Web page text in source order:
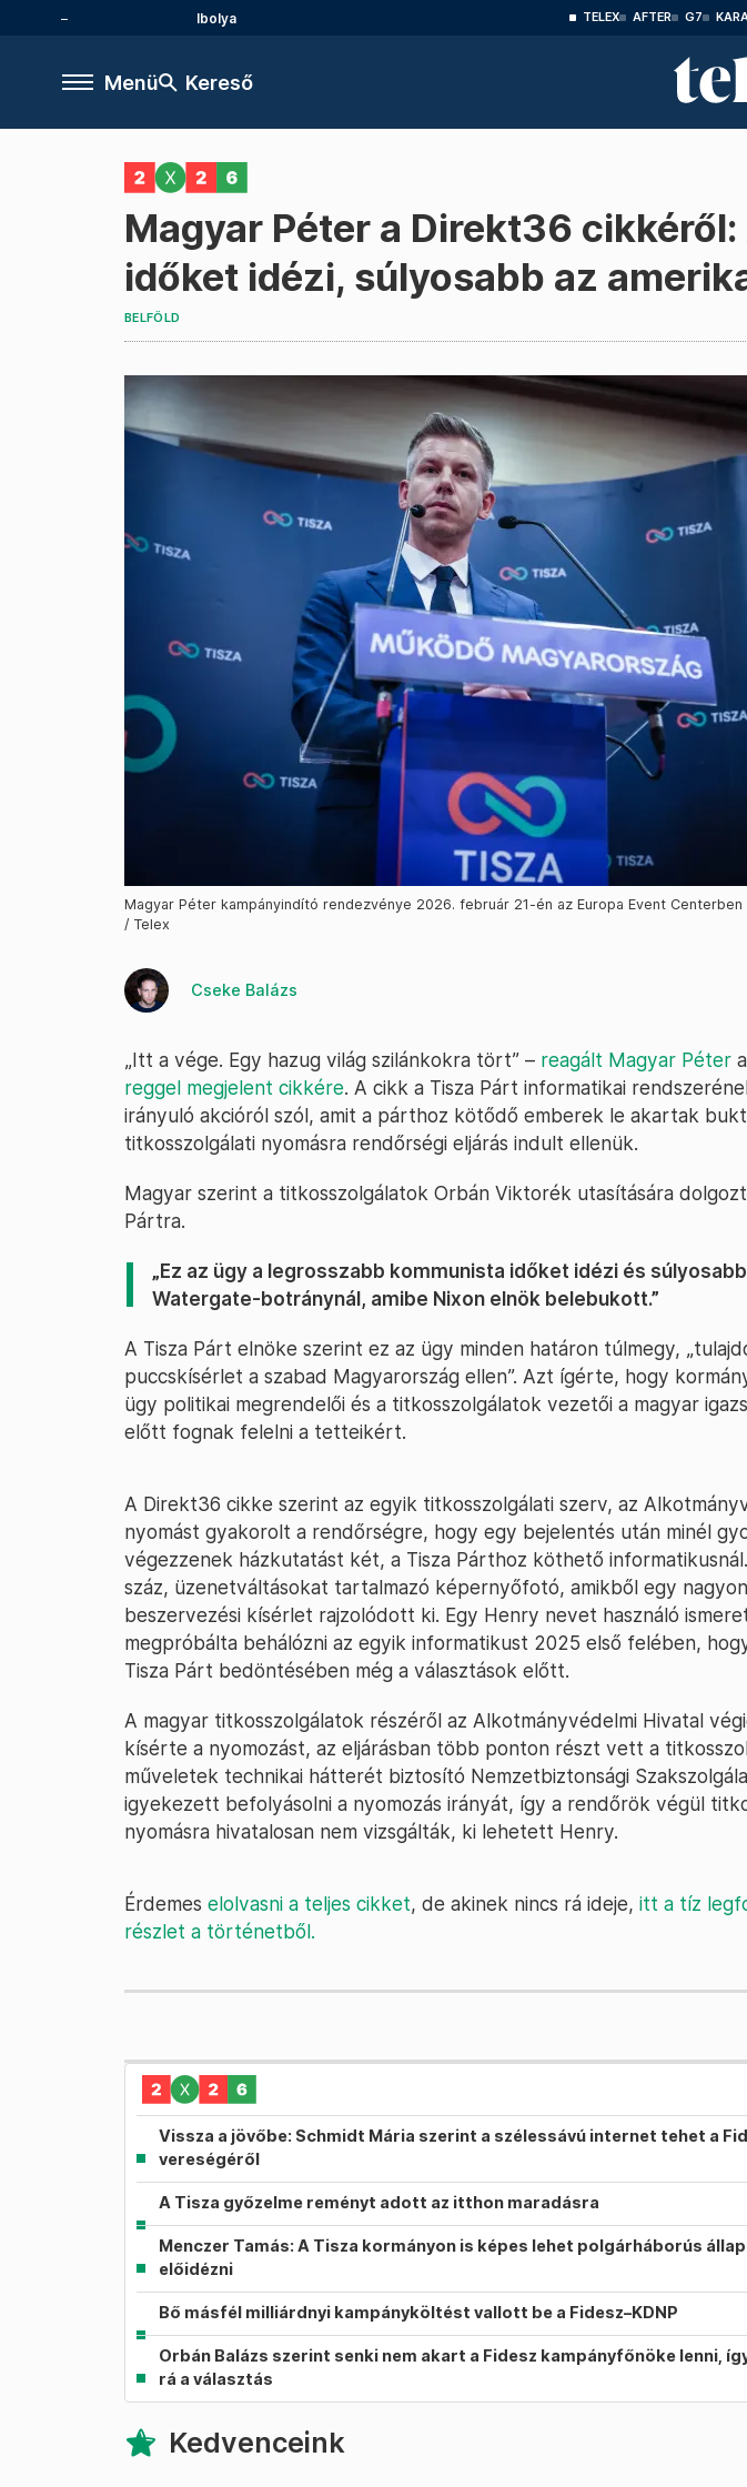
Ibolya TELEX AFTER G7
Menü Kereső
Magyar Péter a Direkt36
időket idézi, súlyosabb az
BELFÖLD
Magyar Péter kampányindító rendezvénye 2026. február 21-én az Europa Event Centerben
/ Telex
Cseke Balázs
„Itt a vége. Egy hazug világ szilánkokra tört” – reagált Magyar Péter a
reggel megjelent cikkére. A cikk a Tisza Párt informatikai
irányuló akcióról szól, amit a párthoz kötődő emberek le akartak
titkosszolgálati nyomásra rendőrségi eljárás indult ellenük.
Magyar szerint a titkosszolgálatok Orbán Viktorék utasítására
Pártra.
„Ez az ügy a legrosszabb kommunista időket idézi és
Watergate-botránynál, amibe Nixon elnök belebukott.”
A Tisza Párt elnöke szerint ez az ügy minden határon túlmegy,
puccskísérlet a szabad Magyarország ellen”. Azt ígérte, hogy
ügy politikai megrendelői és a titkosszolgálatok vezetői a magyar
előtt fognak felelni a tetteikért.
A Direkt36 cikke szerint az egyik titkosszolgálati szerv, az
nyomást gyakorolt a rendőrségre, hogy egy bejelentés után minél
végezzenek házkutatást két, a Tisza Párthoz köthető
száz, üzenetváltásokat tartalmazó képernyőfotó, amikből egy
beszervezési kísérlet rajzolódott ki. Egy Henry nevet használó
megpróbálta behálózni az egyik informatikust 2025 első felében,
Tisza Párt bedöntésében még a választások előtt.
A magyar titkosszolgálatok részéről az Alkotmányvédelmi Hivatal
kísérte a nyomozást, az eljárásban több ponton részt vett a
műveletek technikai hátterét biztosító Nemzetbiztonsági
igyekezett befolyásolni a nyomozás irányát, így a rendőrök végül
nyomásra hivatalosan nem vizsgálták, ki lehetett Henry.
Érdemes elolvasni a teljes cikket, de akinek nincs rá ideje, itt a tíz
részlet a történetből.
Vissza a jövőbe: Schmidt Mária szerint a szélessávú internet tehet a
vereségéről
A Tisza győzelme reményt adott az itthon maradásra
Menczer Tamás: A Tisza kormányon is képes lehet polgárháborús
előidézni
Bő másfél milliárdnyi kampányköltést vallott be a Fidesz–KDNP
Orbán Balázs szerint senki nem akart a Fidesz kampányfőnöke lenni,
rá a választás
Kedvenceink